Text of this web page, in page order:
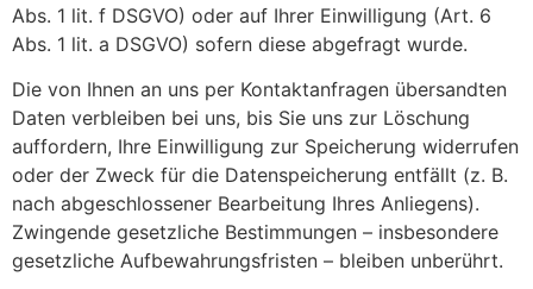
Abs. 1 lit. f DSGVO) oder auf Ihrer Einwilligung (Art. 6
Abs. 1 lit. a DSGVO) sofern diese abgefragt wurde.
Die von Ihnen an uns per Kontaktanfragen übersandten
Daten verbleiben bei uns, bis Sie uns zur Löschung
auffordern, Ihre Einwilligung zur Speicherung widerrufen
oder der Zweck für die Datenspeicherung entfällt (z. B.
nach abgeschlossener Bearbeitung Ihres Anliegens).
Zwingende gesetzliche Bestimmungen – insbesondere
gesetzliche Aufbewahrungsfristen – bleiben unberührt.